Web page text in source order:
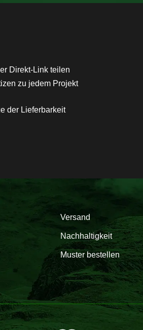
Direkt-Link teilen
zu jedem Projekt
der Lieferbarkeit
Versand
Nachhaltigkeit
Muster bestellen